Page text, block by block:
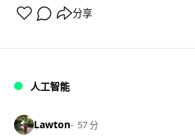
分享
人工智能
Lawton 57 分